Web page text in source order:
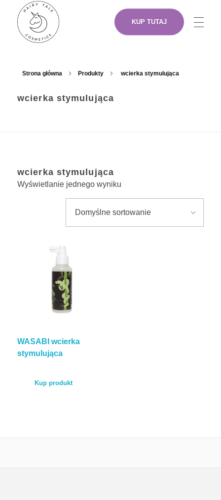
Hairy Tale Cosmetics
KUP TUTAJ
O NAS
GDZIE KUPIĆ
TEST POROWATOŚCI
Strona główna Produkty wcierka stymulująca
wcierka stymulująca
wcierka stymulująca
Wyświetlanie jednego wyniku
WASABI wcierka
stymulująca
Kup produkt